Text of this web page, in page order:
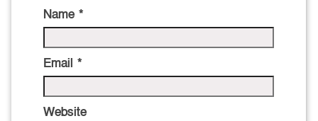
Name *
Email *
Website